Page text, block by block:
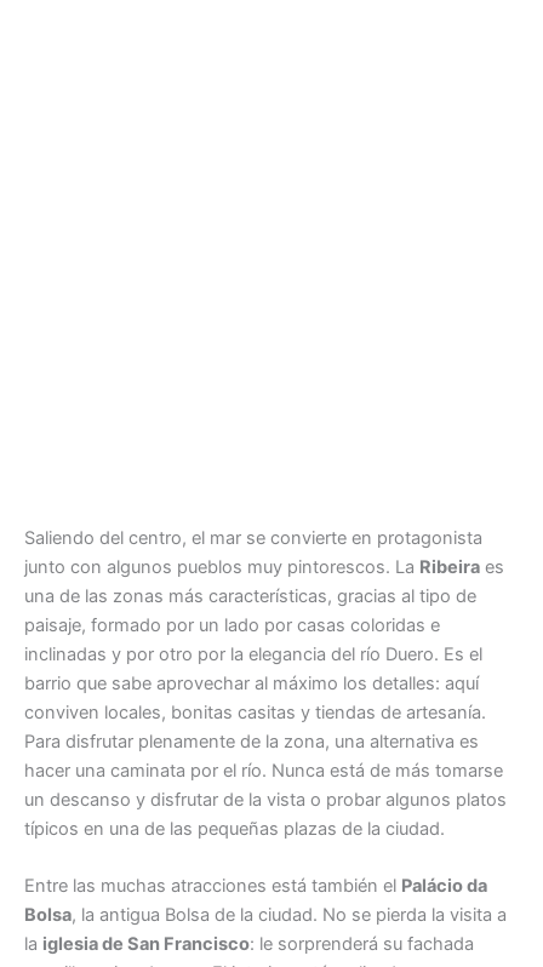
Saliendo del centro, el mar se convierte en protagonista
junto con algunos pueblos muy pintorescos. La Ribeira es
una de las zonas más características, gracias al tipo de
paisaje, formado por un lado por casas coloridas e
inclinadas y por otro por la elegancia del río Duero. Es el
barrio que sabe aprovechar al máximo los detalles: aquí
conviven locales, bonitas casitas y tiendas de artesanía.
Para disfrutar plenamente de la zona, una alternativa es
hacer una caminata por el río. Nunca está de más tomarse
un descanso y disfrutar de la vista o probar algunos platos
típicos en una de las pequeñas plazas de la ciudad.
Entre las muchas atracciones está también el Palácio da
Bolsa, la antigua Bolsa de la ciudad. No se pierda la visita a
la iglesia de San Francisco: le sorprenderá su fachada